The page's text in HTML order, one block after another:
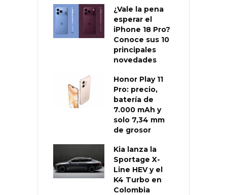
¿Vale la pena
esperar el
iPhone 18 Pro?
Conoce sus 10
principales
novedades
Honor Play 11
Pro: precio,
batería de
7.000 mAh y
solo 7,34 mm
de grosor
Kia lanza la
Sportage X-
Line HEV y el
K4 Turbo en
Colombia